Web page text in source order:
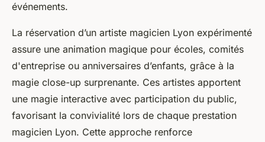
événements.
La réservation d’un artiste magicien Lyon expérimenté
assure une animation magique pour écoles, comités
d'entreprise ou anniversaires d’enfants, grâce à la
magie close-up surprenante. Ces artistes apportent
une magie interactive avec participation du public,
favorisant la convivialité lors de chaque prestation
magicien Lyon. Cette approche renforce